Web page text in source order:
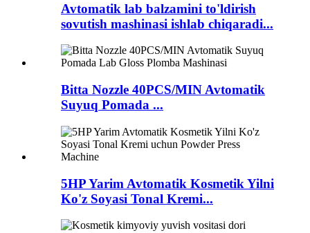
Avtomatik lab balzamini to'ldirish
sovutish mashinasi ishlab chiqaradi...
Bitta Nozzle 40PCS/MIN Avtomatik
Suyuq Pomada ...
5HP Yarim Avtomatik Kosmetik Yilni
Ko'z Soyasi Tonal Kremi...